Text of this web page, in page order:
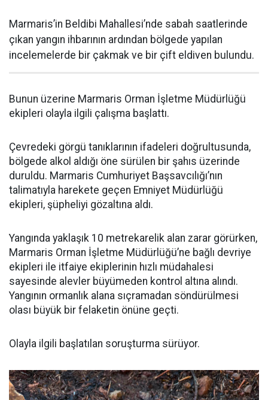
Marmaris’in Beldibi Mahallesi’nde sabah saatlerinde
çıkan yangın ihbarının ardından bölgede yapılan
incelemelerde bir çakmak ve bir çift eldiven bulundu.
Bunun üzerine Marmaris Orman İşletme Müdürlüğü
ekipleri olayla ilgili çalışma başlattı.
Çevredeki görgü tanıklarının ifadeleri doğrultusunda,
bölgede alkol aldığı öne sürülen bir şahıs üzerinde
duruldu. Marmaris Cumhuriyet Başsavcılığı’nın
talimatıyla harekete geçen Emniyet Müdürlüğü
ekipleri, şüpheliyi gözaltına aldı.
Yangında yaklaşık 10 metrekarelik alan zarar görürken,
Marmaris Orman İşletme Müdürlüğü’ne bağlı devriye
ekipleri ile itfaiye ekiplerinin hızlı müdahalesi
sayesinde alevler büyümeden kontrol altına alındı.
Yangının ormanlık alana sıçramadan söndürülmesi
olası büyük bir felaketin önüne geçti.
Olayla ilgili başlatılan soruşturma sürüyor.